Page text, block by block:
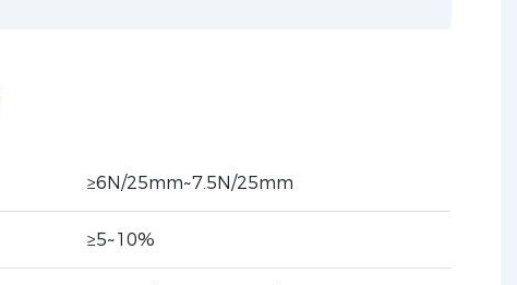
≥6N/25mm~7.5N/25mm
≥5~10%